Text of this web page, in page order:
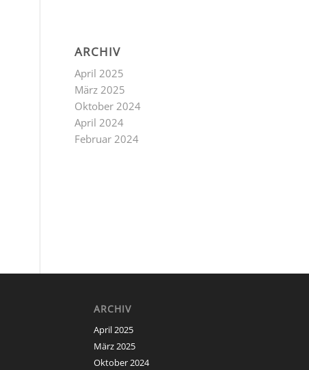
ARCHIV
April 2025
März 2025
Oktober 2024
April 2024
Februar 2024
ARCHIV
April 2025
März 2025
Oktober 2024